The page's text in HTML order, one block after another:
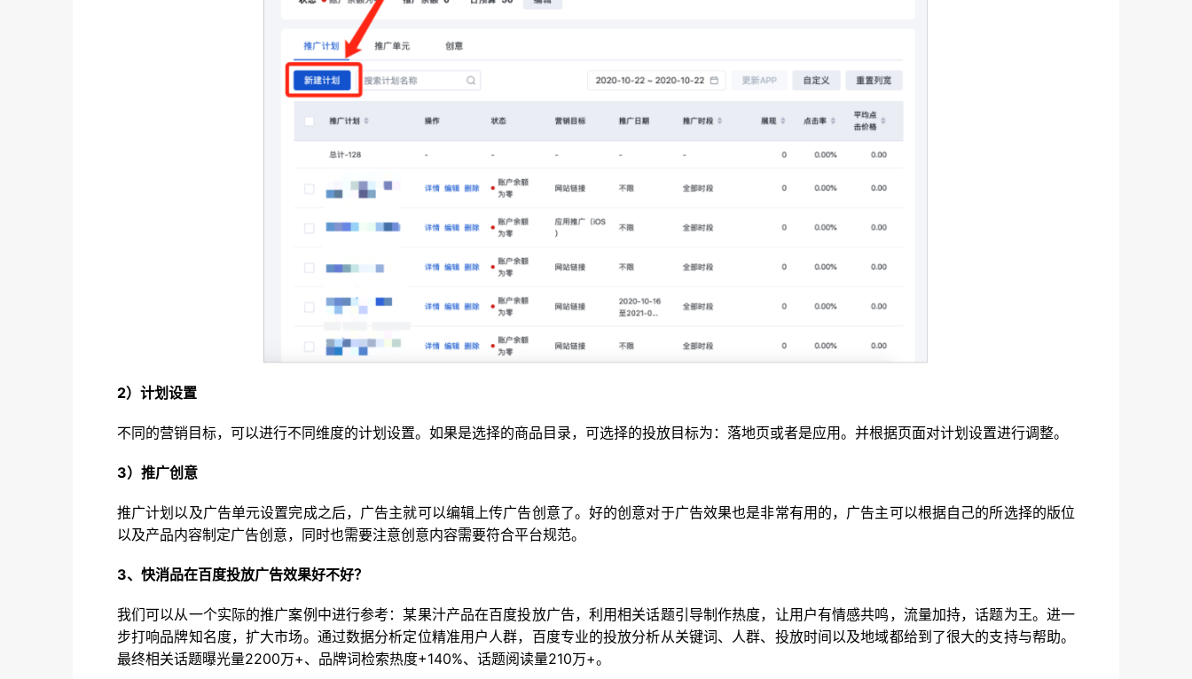
2）计划设置
不同的营销目标，可以进行不同维度的计划设置。如果是选择的商品目录，可选择的投放目标为：落地页或者是应用。并根据页面对计划设置进行调整。
3）推广创意
推广计划以及广告单元设置完成之后，广告主就可以编辑上传广告创意了。好的创意对于广告效果也是非常有用的，广告主可以根据自己的所选择的版位
以及产品内容制定广告创意，同时也需要注意创意内容需要符合平台规范。
3、快消品在百度投放广告效果好不好？
我们可以从一个实际的推广案例中进行参考：某果汁产品在百度投放广告，利用相关话题引导制作热度，让用户有情感共鸣，流量加持，话题为王。进一
步打响品牌知名度，扩大市场。通过数据分析定位精准用户人群，百度专业的投放分析从关键词、人群、投放时间以及地域都给到了很大的支持与帮助。
最终相关话题曝光量2200万+、品牌词检索热度+140%、话题阅读量210万+。